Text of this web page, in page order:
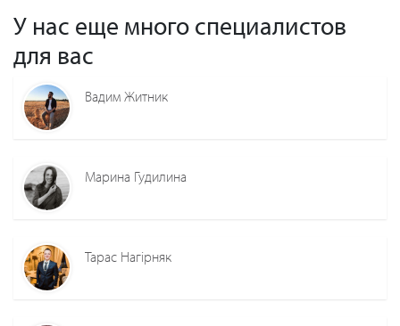
У нас еще много специалистов
для вас
Вадим Житник
Марина Гудилина
Тарас Нагірняк